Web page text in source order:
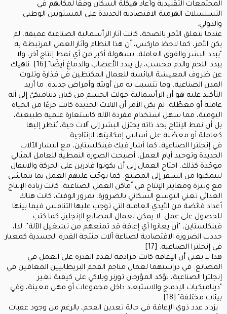
المجتمعات التقليدية وأعاد هيكلة السكان وفقًا لمكانهم في
التسلسلات الهرمية الاقتصادية الجديدة على المستويين الوطني
والدولي.
عندما يتعلق الأمر بالصحة، كانت آثار الرأسمالية الصناعية عميقة. لم
يكن الأمر، كما لاحظ ماركس، أن هذا النظام وآثار العمل المرتبطة به
"يبدد البشر والقوى العاملة، بسهولة أكبر من أي نمط إنتاج آخر، ولا
يبدد اللحم والدم فحسب، بل يبدد الأعصاب والدماغ أيضًا".[16] ناهيك
عن ظروف المعيشة البائسة للعمال المكتظين في قذارة وتلوث
المدن الصناعية، وما تتسبب به من أوبئة وأمراض جديدة. ما أريد
التأكيد عليه هو أن الرأسمالية حولت الجسم من كيان ديناميكيّ إلى آلة
عاملة أو معطّلة. لم يكن الأمر أن الآلات الجديدة كانت جزءًا من الحياة
اليومية، مما سهل استخدام مفردة الآلة كاستعارة علمية طبيعية،
بل أن نمط الإنتاج بحد ذاته يختزل البشر إلى آلات حية، يُنظر إليها
كعاملة أو معطّلة على أساس إمكانيتها الإنتاجية.
في إنجلترا الصناعية، كما أشار فيك فينكلستاين، مع انتشار الآلات
الجديدة وتوحيد أيام العمل، أصبحت الصورة النمطية للعامل المثالي
موحّدة كذلك. احتاج العمال إلى أن يكونوا قادرين على الحركة والانتقال
ليتمكنوا من السفر إلى المصنع. كما توجّب عليهم العمل بما يتماشى
مع وتيرة ومعايير الإنتاج في أماكن العمل الصناعية. كانت زيادة الإنتاج
الغذائي تعني التوسع السكاني بالضرورة. بمرور الوقت، كانت هناك
أعداد فائضة من الأيدي العاملة التي توجب عليها التنافس فيما بينها
للحصول على عمل. لا يمكن لعمال المصانع الإنجليز، كما كتب
فينكلستاين، "أن يعانوا أي إعاقة قد تمنعهم من تشغيل الآلة". لذا،
حددت الضرورة الاقتصادية لصناعة آلات منتجة القدرة الجسدية كمعيار
في إنجلترا الصناعية. [17]
هذا لا يعني أن الإعاقة كانت مرادفة لعدم القدرة على العمل في
المصانع. في دراستهما لعمال مناجم الفحم البريطانيين المعاقين في
إنجلترا الصناعية، يؤكد المؤرخان تورنر وبلاكي على كيفية تغير
"ديناميكيات الإدماج والاستبعاد داخل مجموعات أو مهن معينة، وفي
بيئات مختلفة".[18]
يزداد عدد ذوي الإعاقة في حالة تعدين الفحم، بالرغم من وجود عقبات